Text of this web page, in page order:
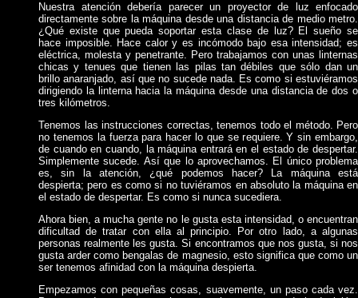
Nuestra atención debería parecer un proyector de luz enfocado
directamente sobre la máquina desde una distancia de medio metro.
¿Qué existe que pueda soportar esta clase de luz? El sueño se
hace imposible. Hace calor y es incómodo bajo esa intensidad; es
eléctrica, molesta y penetrante. Pero trabajamos con unas linternas
chicas y tenues que tienen las pilas tan débiles que sólo dan un
brillo anaranjado, así que no sucede nada. Es como si estuviéramos
dirigiendo la linterna hacia la máquina desde una distancia de dos o
tres kilómetros.
Tenemos las instrucciones correctas, tenemos todo el método. Pero
no tenemos la fuerza para hacer lo que se requiere. Y sin embargo,
de cuando en cuando, la máquina entrará en el estado de despertar.
Simplemente sucede. Así que lo aprovechamos. El único problema
es, sin la atención, ¿qué podemos hacer? La máquina está
despierta; pero es como si no tuviéramos en absoluto la máquina en
el estado de despertar. Es como si nunca sucediera.
Ahora bien, a mucha gente no le gusta esta intensidad, o encuentran
dificultad de tratar con ella al principio. Por otro lado, a algunas
personas realmente les gusta. Si encontramos que nos gusta, si nos
gusta arder como bengalas de magnesio, esto significa que como un
ser tenemos afinidad con la máquina despierta.
Empezamos con pequeñas cosas, suavemente, un paso cada vez.